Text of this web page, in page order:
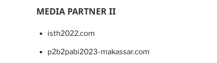
MEDIA PARTNER II
isth2022.com
p2b2pabi2023-makassar.com